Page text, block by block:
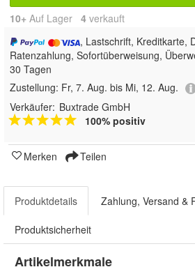
10+ Auf Lager 4 verkauft
, Lastschrift, Kreditkarte,
Ratenzahlung, Sofortüberweisung,
30 Tagen
Zustellung: Fr, 7. Aug. bis Mi, 12. Aug.
Verkäufer: Buxtrade GmbH
100% positiv
Merken Teilen
Produktdetails Zahlung, Versand &
Produktsicherheit
Artikelmerkmale